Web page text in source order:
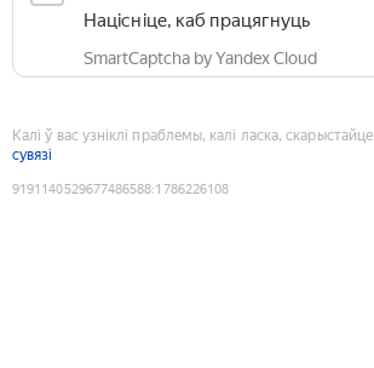
Націсніце, каб працягнуць
SmartCaptcha by Yandex Cloud
Калі ў вас узніклі праблемы, калі ласка, скарыстайце
сувязі
9191140529677486588:1786226108